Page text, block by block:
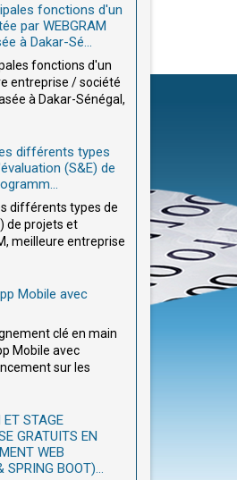
fonctions d'un
par WEBGRAM
à Dakar-Sé...
fonctions d'un
entreprise / société
à Dakar-Sénégal,
différents types
(S&E) de
différents types de
de projets et
meilleure entreprise
Mobile avec
clé en main
Mobile avec
sur les
ET STAGE
GRATUITS EN
WEB
BOOT)...